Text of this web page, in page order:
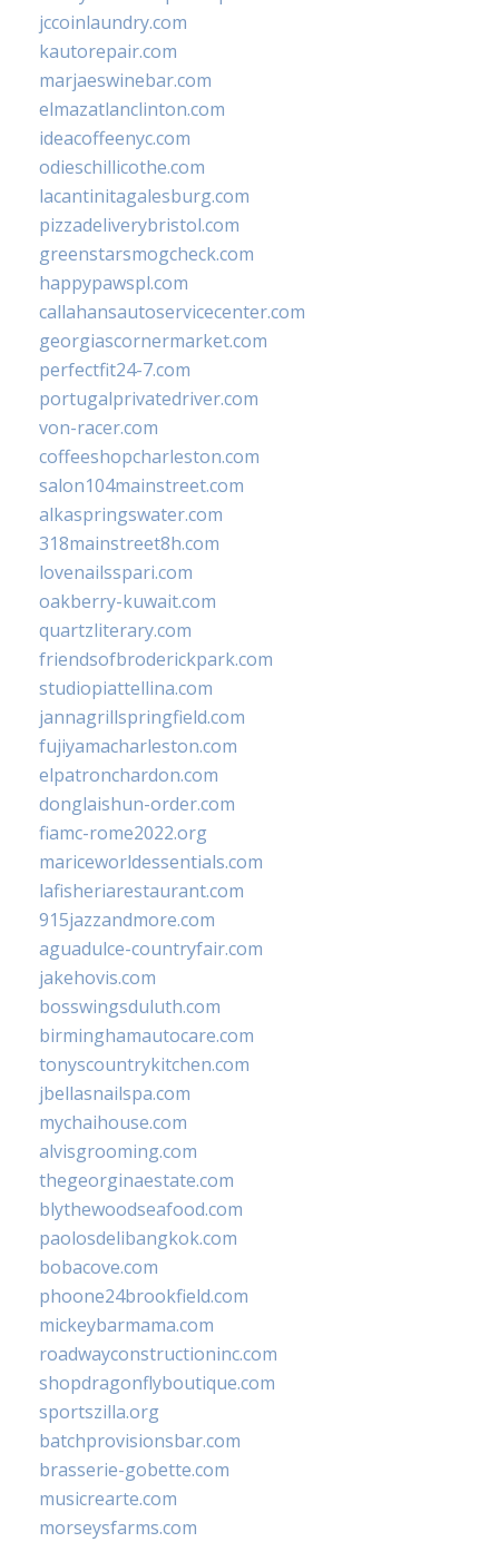
jccoinlaundry.com
kautorepair.com
marjaeswinebar.com
elmazatlanclinton.com
ideacoffeenyc.com
odieschillicothe.com
lacantinitagalesburg.com
pizzadeliverybristol.com
greenstarsmogcheck.com
happypawspl.com
callahansautoservicecenter.com
georgiascornermarket.com
perfectfit24-7.com
portugalprivatedriver.com
von-racer.com
coffeeshopcharleston.com
salon104mainstreet.com
alkaspringswater.com
318mainstreet8h.com
lovenailsspari.com
oakberry-kuwait.com
quartzliterary.com
friendsofbroderickpark.com
studiopiattellina.com
jannagrillspringfield.com
fujiyamacharleston.com
elpatronchardon.com
donglaishun-order.com
fiamc-rome2022.org
mariceworldessentials.com
lafisheriarestaurant.com
915jazzandmore.com
aguadulce-countryfair.com
jakehovis.com
bosswingsduluth.com
birminghamautocare.com
tonyscountrykitchen.com
jbellasnailspa.com
mychaihouse.com
alvisgrooming.com
thegeorginaestate.com
blythewoodseafood.com
paolosdelibangkok.com
bobacove.com
phoone24brookfield.com
mickeybarmama.com
roadwayconstructioninc.com
shopdragonflyboutique.com
sportszilla.org
batchprovisionsbar.com
brasserie-gobette.com
musicrearte.com
morseysfarms.com